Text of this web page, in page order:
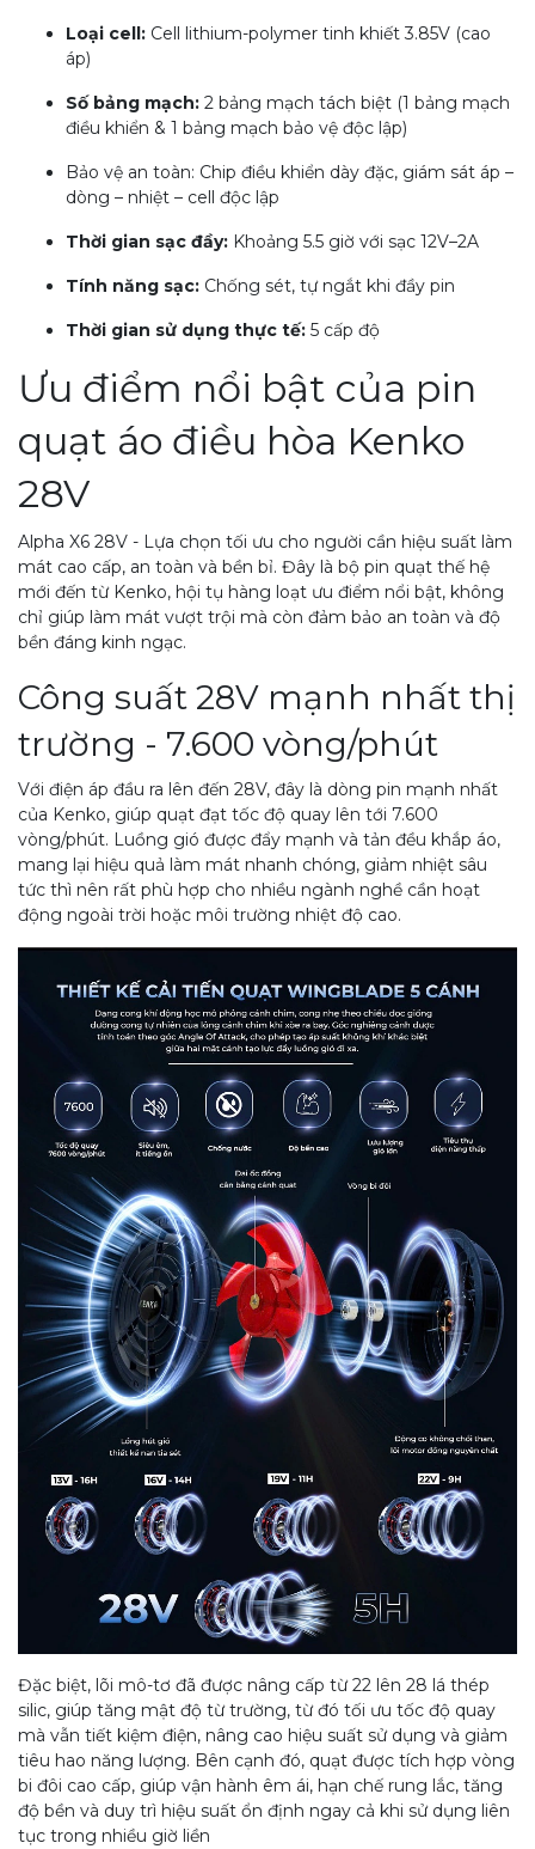
Loại cell: Cell lithium-polymer tinh khiết 3.85V (cao
áp)
Số bảng mạch: 2 bảng mạch tách biệt (1 bảng mạch
điều khiển & 1 bảng mạch bảo vệ độc lập)
Bảo vệ an toàn: Chip điều khiển dày đặc, giám sát áp –
dòng – nhiệt – cell độc lập
Thời gian sạc đầy: Khoảng 5.5 giờ với sạc 12V–2A
Tính năng sạc: Chống sét, tự ngắt khi đầy pin
Thời gian sử dụng thực tế: 5 cấp độ
Ưu điểm nổi bật của pin
quạt áo điều hòa Kenko
28V
Alpha X6 28V - Lựa chọn tối ưu cho người cần hiệu suất làm
mát cao cấp, an toàn và bền bỉ. Đây là bộ pin quạt thế hệ
mới đến từ Kenko, hội tụ hàng loạt ưu điểm nổi bật, không
chỉ giúp làm mát vượt trội mà còn đảm bảo an toàn và độ
bền đáng kinh ngạc.
Công suất 28V mạnh nhất thị
trường - 7.600 vòng/phút
Với điện áp đầu ra lên đến 28V, đây là dòng pin mạnh nhất
của Kenko, giúp quạt đạt tốc độ quay lên tới 7.600
vòng/phút. Luồng gió được đẩy mạnh và tản đều khắp áo,
mang lại hiệu quả làm mát nhanh chóng, giảm nhiệt sâu
tức thì nên rất phù hợp cho nhiều ngành nghề cần hoạt
động ngoài trời hoặc môi trường nhiệt độ cao.
Đặc biệt, lõi mô-tơ đã được nâng cấp từ 22 lên 28 lá thép
silic, giúp tăng mật độ từ trường, từ đó tối ưu tốc độ quay
mà vẫn tiết kiệm điện, nâng cao hiệu suất sử dụng và giảm
tiêu hao năng lượng. Bên cạnh đó, quạt được tích hợp vòng
bi đôi cao cấp, giúp vận hành êm ái, hạn chế rung lắc, tăng
độ bền và duy trì hiệu suất ổn định ngay cả khi sử dụng liên
tục trong nhiều giờ liền